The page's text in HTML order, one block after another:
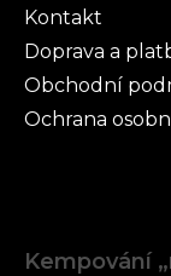
Kontakt
Doprava a
Obchodní
Ochrana
Kempování